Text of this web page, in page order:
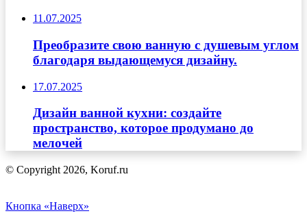
11.07.2025
Преобразите свою ванную с душевым углом
благодаря выдающемуся дизайну.
17.07.2025
Дизайн ванной кухни: создайте
пространство, которое продумано до
мелочей
© Copyright 2026, Koruf.ru
Кнопка «Наверх»